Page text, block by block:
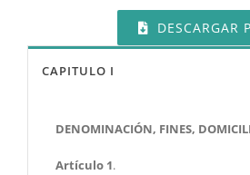
DESCARGAR
CAPITULO I
DENOMINACIÓN, FINES,
Artículo 1.